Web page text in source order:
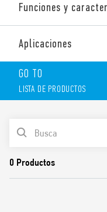
Funciones y
Separación de
Bobina y
Bobina AC/DC
Separación de
(aislamiento
Conforme a la
Anchura 35 mm
Aplicaciones
GO TO
LISTA DE PRODUCTOS
LISTA DE PRODUCTOS
APROBACIONES